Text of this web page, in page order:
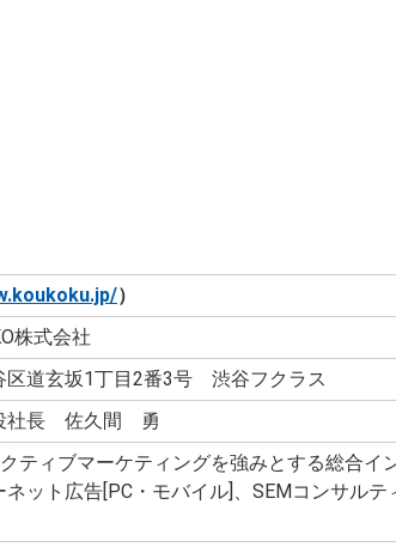
）
株式会社
区道玄坂1丁目2番3号 渋谷フクラス
社長 佐久間 勇
ティブマーケティングを強みとする総合イ
ネット広告[PC・モバイル]、SEMコンサル